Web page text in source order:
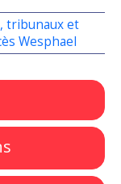
tribunaux et
Wesphael